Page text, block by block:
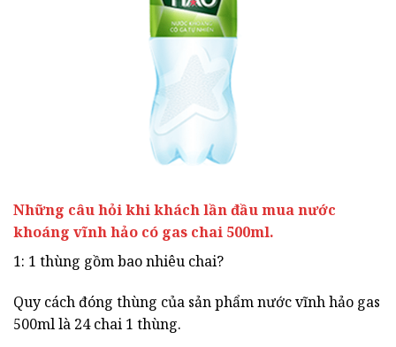
Những câu hỏi khi khách lần đầu mua nước
khoáng vĩnh hảo có gas chai 500ml.
1: 1 thùng gồm bao nhiêu chai?
Quy cách đóng thùng của sản phẩm nước vĩnh hảo gas
500ml là 24 chai 1 thùng.